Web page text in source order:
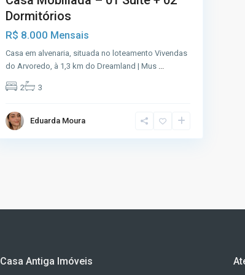
Dormitórios
R$ 8.000 Mensais
Casa em alvenaria, situada no loteamento Vivendas
do Arvoredo, à 1,3 km do Dreamland | Mus ...
2 3
Eduarda Moura
Casa Antiga Imóveis